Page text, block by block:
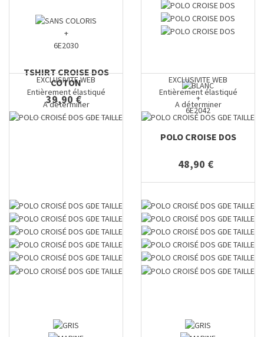
+
6E2030
TSHIRT CROISE DOS
COTON
39,90 €
+
6E2042
POLO CROISE DOS
48,90 €
EXCLUSIVITE WEB
Entièrement élastiqué
A déterminer
EXCLUSIVITE WEB
Entièrement élastiqué
A déterminer